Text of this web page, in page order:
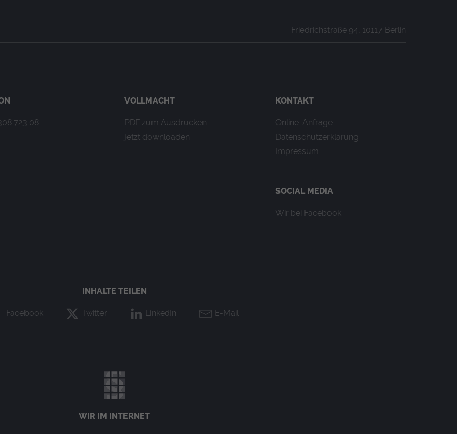
Friedrichstraße 94, 10117 Berlin
723 08
VOLLMACHT
PDF zum Ausdrucken
jetzt downloaden
KONTAKT
Online-Anfrage
Datenschutzerklärung
Impressum
SOCIAL MEDIA
Wir bei Facebook
INHALTE TEILEN
Facebook Twitter LinkedIn E-Mail
WIR IM INTERNET
Website eine anonyme ID. Anhand der ID können Seitenaufrufe einem Besucher zugeordnet
in die Nutzung von Google Diensten im lokalen Speicher des Browsers (Local Storage).